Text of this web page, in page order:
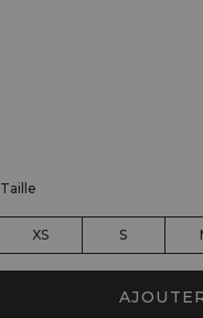
Taille
XS S